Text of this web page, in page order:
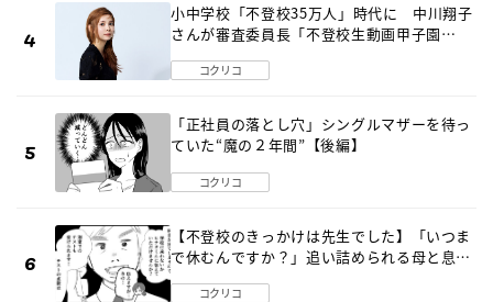
小中学校「不登校35万人」時代に 中川翔子
さんが審査委員長「不登校生動画甲子園
コクリコ
「正社員の落とし穴」シングルマザーを待っ
ていた“魔の２年間”【後編】
コクリコ
【不登校のきっかけは先生でした】「いつま
で休むんですか？」追い詰められる母と息子
コクリコ